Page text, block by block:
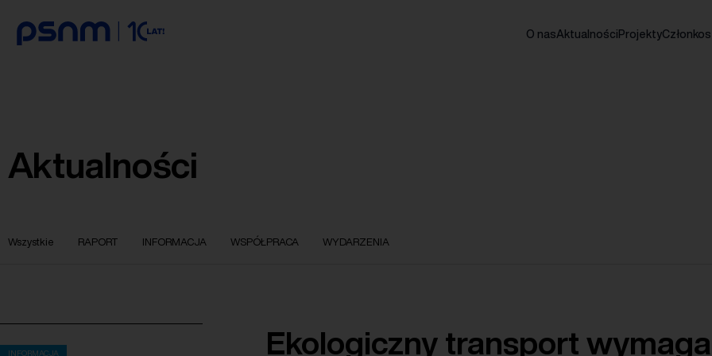
O nasAktualności Projekty
Aktualności
Wszystkie RAPORT INFORMACJA WSPÓŁPRACA WYDARZENIA
INFORMACJA Ekologiczny transport